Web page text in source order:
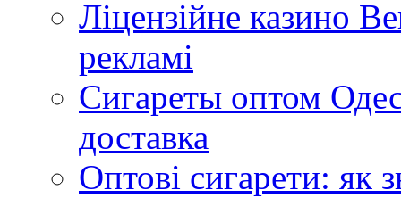
Ліцензійне казино
рекламі
Сигареты оптом
доставка
Оптові сигарети: як